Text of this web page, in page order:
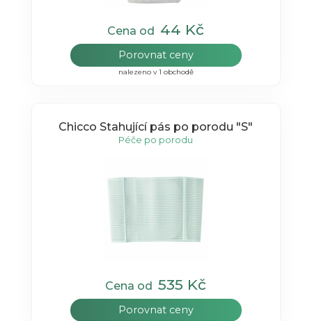
Cena od 44 Kč
Porovnat ceny
nalezeno v 1 obchodě
Chicco Stahující pás po porodu "S"
Péče po porodu
Cena od535 Kč
Porovnat ceny